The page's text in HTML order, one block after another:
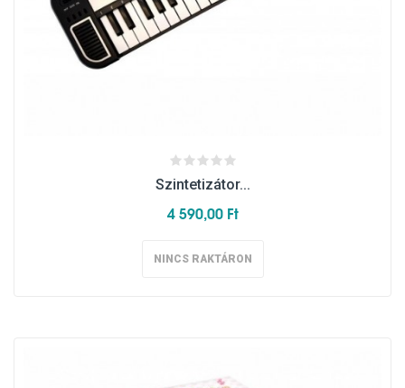
Szintetizátor...
4 590,00 Ft
NINCS RAKTÁRON